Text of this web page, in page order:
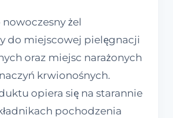
nowoczesny żel
do miejscowej pielęgnacji
oraz miejsc narażonych
krwionośnych.
opiera się na starannie
pochodzenia